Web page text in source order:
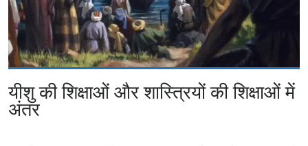
यीशु की शिक्षाओं और शास्त्रियों की शिक्षाओं में
अंतर